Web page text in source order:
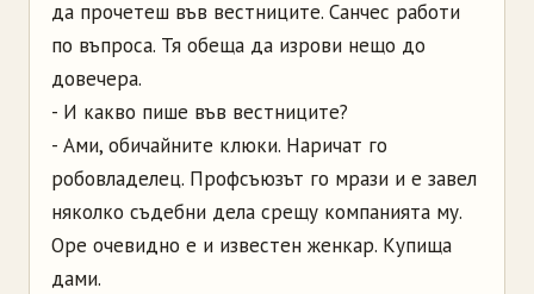
да прочетеш във вестниците. Санчес работи
по въпроса. Тя обеща да изрови нещо до
довечера.
- И какво пише във вестниците?
- Ами, обичайните клюки. Наричат го
робовладелец. Профсъюзът го мрази и е завел
няколко съдебни дела срещу компанията му.
Оре очевидно е и известен женкар. Купища
дами.